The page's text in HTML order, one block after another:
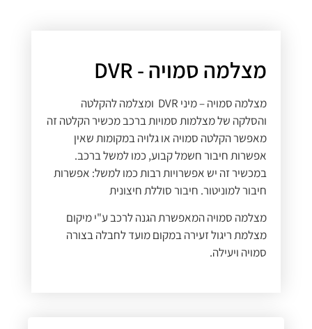
מצלמה סמויה - DVR
מצלמה סמויה – מיני DVR ומצלמה להקלטה
והסלקה של מצלמות סמויות ברכב מכשיר הקלטה זה
מאפשר הקלטה סמויה או גלויה במקומות שאין
אפשרות חיבור חשמל קבוע, כמו למשל ברכב.
במכשיר זה יש אפשרויות רבות כמו למשל: אפשרות
חיבור למוניטור. חיבור סוללת חיצונית
מצלמה סמויה המאפשרת הגנה לרכב ע"י מיקום
מצלמת ריגול זעירה במקום מועד לחבלה בצורה
סמויה ויעילה.